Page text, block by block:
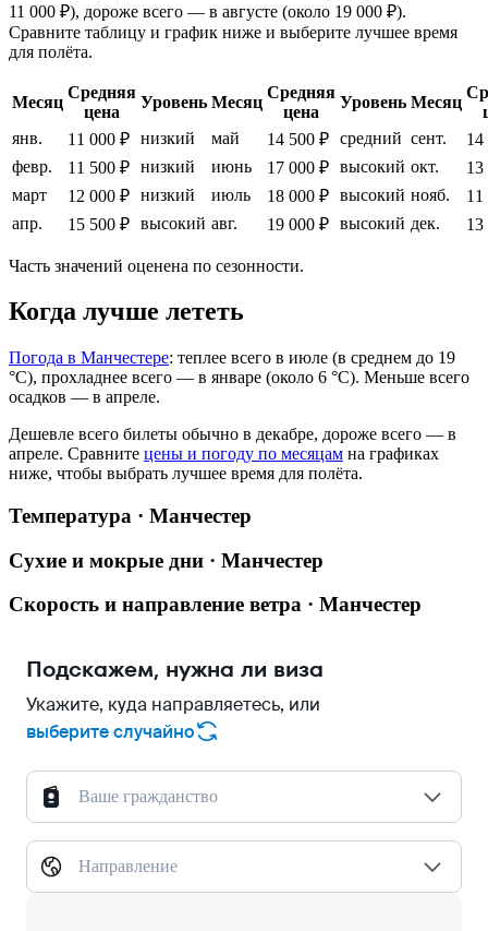
11 000 ₽), дороже всего — в августе (около 19 000 ₽).
Сравните таблицу и график ниже и выберите лучшее время
для полёта.
Месяц
Средняя
цена
Уровень Месяц
Средняя
цена
Уровень Месяц
янв.
11 000 ₽ низкий май 14 500 ₽ средний сент.
14
февр.
11 500 ₽ низкий июнь 17 000 ₽ высокий окт.
13
март
12 000 ₽ низкий июль 18 000 ₽ высокий нояб.
11
апр.
15 500 ₽ высокий авг. 19 000 ₽ высокий дек. 13
Часть значений оценена по сезонности.
Когда лучше лететь
Погода в Манчестере: теплее всего в июле (в среднем до 19
°C), прохладнее всего — в январе (около 6 °C). Меньше всего
осадков — в апреле.
Дешевле всего билеты обычно в декабре, дороже всего — в
апреле. Сравните цены и погоду по месяцам на графиках
ниже, чтобы выбрать лучшее время для полёта.
Температура · Манчестер
Сухие и мокрые дни · Манчестер
Скорость и направление ветра · Манчестер
Подскажем, нужна ли виза
Укажите, куда направляетесь, или
выберите случайно
Ваше гражданство
Направление